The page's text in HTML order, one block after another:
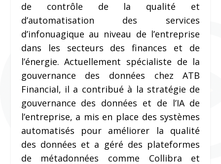
de contrôle de la qualité et
d’automatisation des services
d’infonuagique au niveau de l’entreprise
dans les secteurs des finances et de
l’énergie. Actuellement spécialiste de la
gouvernance des données chez ATB
Financial, il a contribué à la stratégie de
gouvernance des données et de l’IA de
l’entreprise, a mis en place des systèmes
automatisés pour améliorer la qualité
des données et a géré des plateformes
de métadonnées comme Collibra et